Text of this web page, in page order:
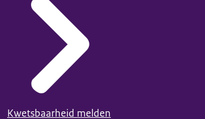
Kwetsbaarheid melden